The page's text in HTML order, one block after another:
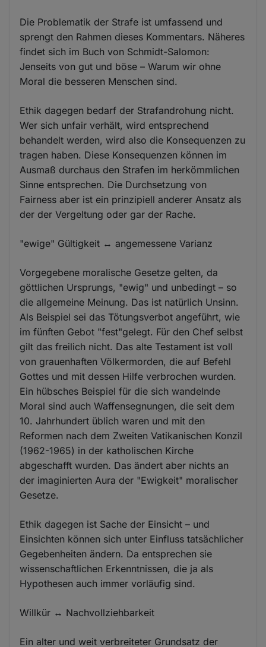
Die Problematik der Strafe ist umfassend und
sprengt den Rahmen dieses Kommentars. Näheres
findet sich im Buch von Schmidt-Salomon:
Jenseits von gut und böse – Warum wir ohne
Moral die besseren Menschen sind.
Ethik dagegen bedarf der Strafandrohung nicht.
Wer sich unfair verhält, wird entsprechend
behandelt werden, wird also die Konsequenzen zu
tragen haben. Diese Konsequenzen können im
Ausmaß durchaus den Strafen im herkömmlichen
Sinne entsprechen. Die Durchsetzung von
Fairness aber ist ein prinzipiell anderer Ansatz als
der der Vergeltung oder gar der Rache.
"ewige" Gültigkeit ↔ angemessene Varianz
Vorgegebene moralische Gesetze gelten, da
göttlichen Ursprungs, "ewig" und unbedingt – so
die allgemeine Meinung. Das ist natürlich Unsinn.
Als Beispiel sei das Tötungsverbot angeführt, wie
im fünften Gebot "fest"gelegt. Für den Chef selbst
gilt das freilich nicht. Das alte Testament ist voll
von grauenhaften Völkermorden, die auf Befehl
Gottes und mit dessen Hilfe verbrochen wurden.
Ein hübsches Beispiel für die sich wandelnde
Moral sind auch Waffensegnungen, die seit dem
10. Jahrhundert üblich waren und mit den
Reformen nach dem Zweiten Vatikanischen Konzil
(1962-1965) in der katholischen Kirche
abgeschafft wurden. Das ändert aber nichts an
der imaginierten Aura der "Ewigkeit" moralischer
Gesetze.
Ethik dagegen ist Sache der Einsicht – und
Einsichten können sich unter Einfluss tatsächlicher
Gegebenheiten ändern. Da entsprechen sie
wissenschaftlichen Erkenntnissen, die ja als
Hypothesen auch immer vorläufig sind.
Willkür ↔ Nachvollziehbarkeit
Ein alter und weit verbreiteter Grundsatz der